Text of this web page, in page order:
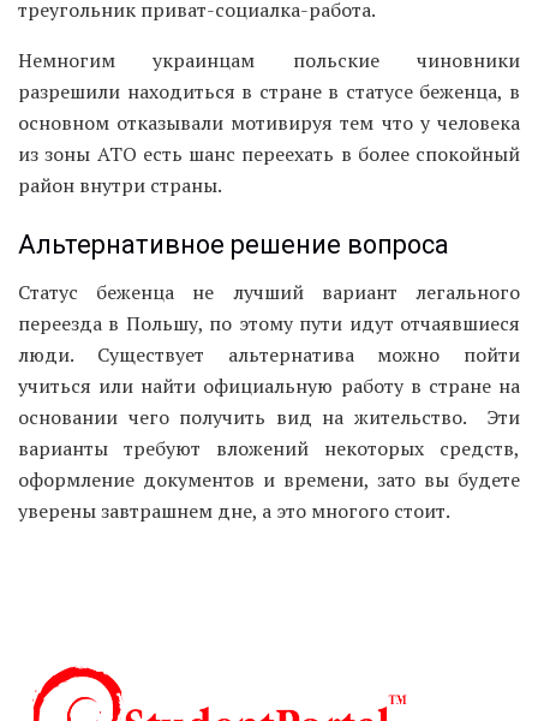
треугольник приват-социалка-работа.
Немногим украинцам польские чиновники
разрешили находиться в стране в статусе беженца, в
основном отказывали мотивируя тем что у человека
из зоны АТО есть шанс переехать в более спокойный
район внутри страны.
Альтернативное решение вопроса
Статус беженца не лучший вариант легального
переезда в Польшу, по этому пути идут отчаявшиеся
люди. Существует альтернатива можно пойти
учиться или найти официальную работу в стране на
основании чего получить вид на жительство. Эти
варианты требуют вложений некоторых средств,
оформление документов и времени, зато вы будете
уверены завтрашнем дне, а это многого стоит.